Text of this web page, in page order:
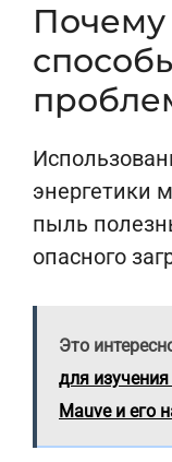
Почему
энергетики
пыль
опасного
Это
для
Mauve и его